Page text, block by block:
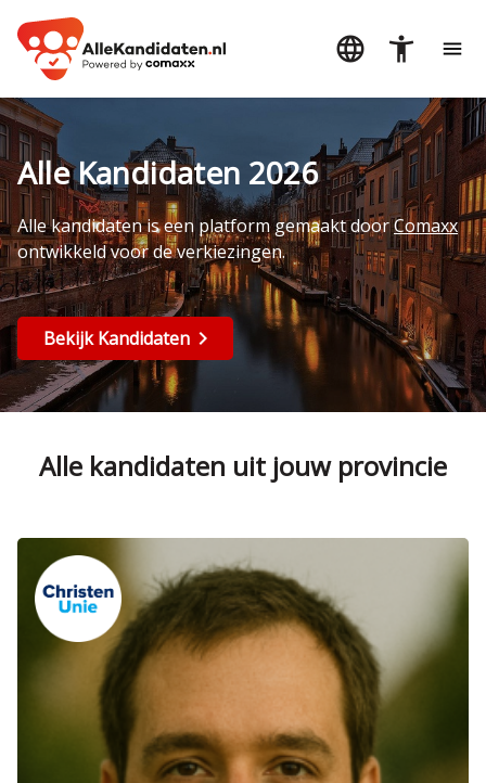
Alle Kandidaten 2026
Alle kandidaten is een platform gemaakt doorComaxx
ontwikkeld voor de verkiezingen.
Bekijk Kandidaten
Alle kandidaten uit jouw provincie